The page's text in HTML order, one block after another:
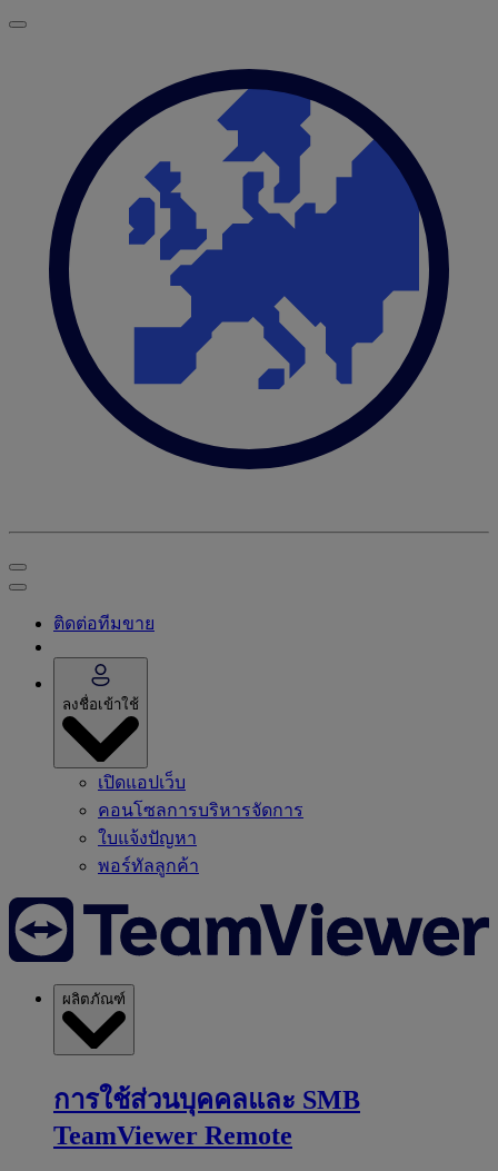
ติดต่อทีมขาย
ลงชื่อเข้าใช้
เปิดแอปเว็บ
คอนโซลการบริหารจัดการ
ใบแจ้งปัญหา
พอร์ทัลลูกค้า
ผลิตภัณฑ์
การใช้ส่วนบุคคลและ SMB
TeamViewer Remote